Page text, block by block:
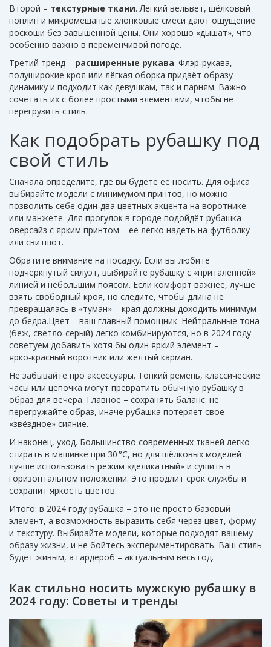
Второй – текстурные ткани. Легкий вельвет, шёлковый
поплин и микромешаные хлопковые смеси дают ощущение
роскоши без завышенной цены. Они хорошо «дышат», что
особенно важно в переменчивой погоде.
Третий тренд – расширенные рукава. Флэр‑рукава,
полуширокие кроя или лёгкая оборка придаёт образу
динамику и подходит как девушкам, так и парням. Важно
сочетать их с более простыми элементами, чтобы не
перегрузить стиль.
Как подобрать рубашку под
свой стиль
Сначала определите, где вы будете её носить. Для офиса
выбирайте модели с минимумом принтов, но можно
позволить себе один‑два цветных акцента на воротнике
или манжете. Для прогулок в городе подойдёт рубашка
оверсайз с ярким принтом – её легко надеть на футболку
или свитшот.
Обратите внимание на посадку. Если вы любите
подчёркнутый силуэт, выбирайте рубашку с «приталенной»
линией и небольшим поясом. Если комфорт важнее, лучше
взять свободный кроя, но следите, чтобы длина не
превращалась в «туман» – края должны доходить минимум
до бедра.Цвет – ваш главный помощник. Нейтральные тона
(беж, светло‑серый) легко комбинируются, но в 2024 году
советуем добавить хотя бы один яркий элемент –
ярко‑красный воротник или желтый карман.
Не забывайте про аксессуары. Тонкий ремень, классические
часы или цепочка могут превратить обычную рубашку в
образ для вечера. Главное – сохранять баланс: не
перегружайте образ, иначе рубашка потеряет своё
«звёздное» сияние.
И наконец, уход. Большинство современных тканей легко
стирать в машинке при 30 °C, но для шёлковых моделей
лучше использовать режим «деликатный» и сушить в
горизонтальном положении. Это продлит срок службы и
сохранит яркость цветов.
Итого: в 2024 году рубашка – это не просто базовый
элемент, а возможность выразить себя через цвет, форму
и текстуру. Выбирайте модели, которые подходят вашему
образу жизни, и не бойтесь экспериментировать. Ваш стиль
будет живым, а гардероб – актуальным весь год.
Как стильно носить мужскую рубашку в
2024 году: Советы и тренды